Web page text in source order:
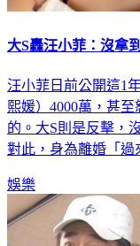
大S轟汪小菲：沒拿
汪小菲日前公開這1
熙媛）4000萬，甚
的。大S則是反擊，
對此，身為離婚「過
娛樂